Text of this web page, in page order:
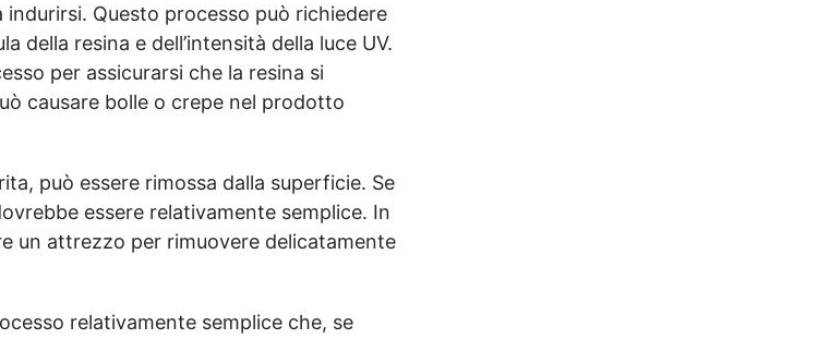
indurirsi. Questo processo può richiedere
della resina e dell’intensità della luce UV.
per assicurarsi che la resina si
causare bolle o crepe nel prodotto
può essere rimossa dalla superficie. Se
essere relativamente semplice. In
un attrezzo per rimuovere delicatamente
relativamente semplice che, se